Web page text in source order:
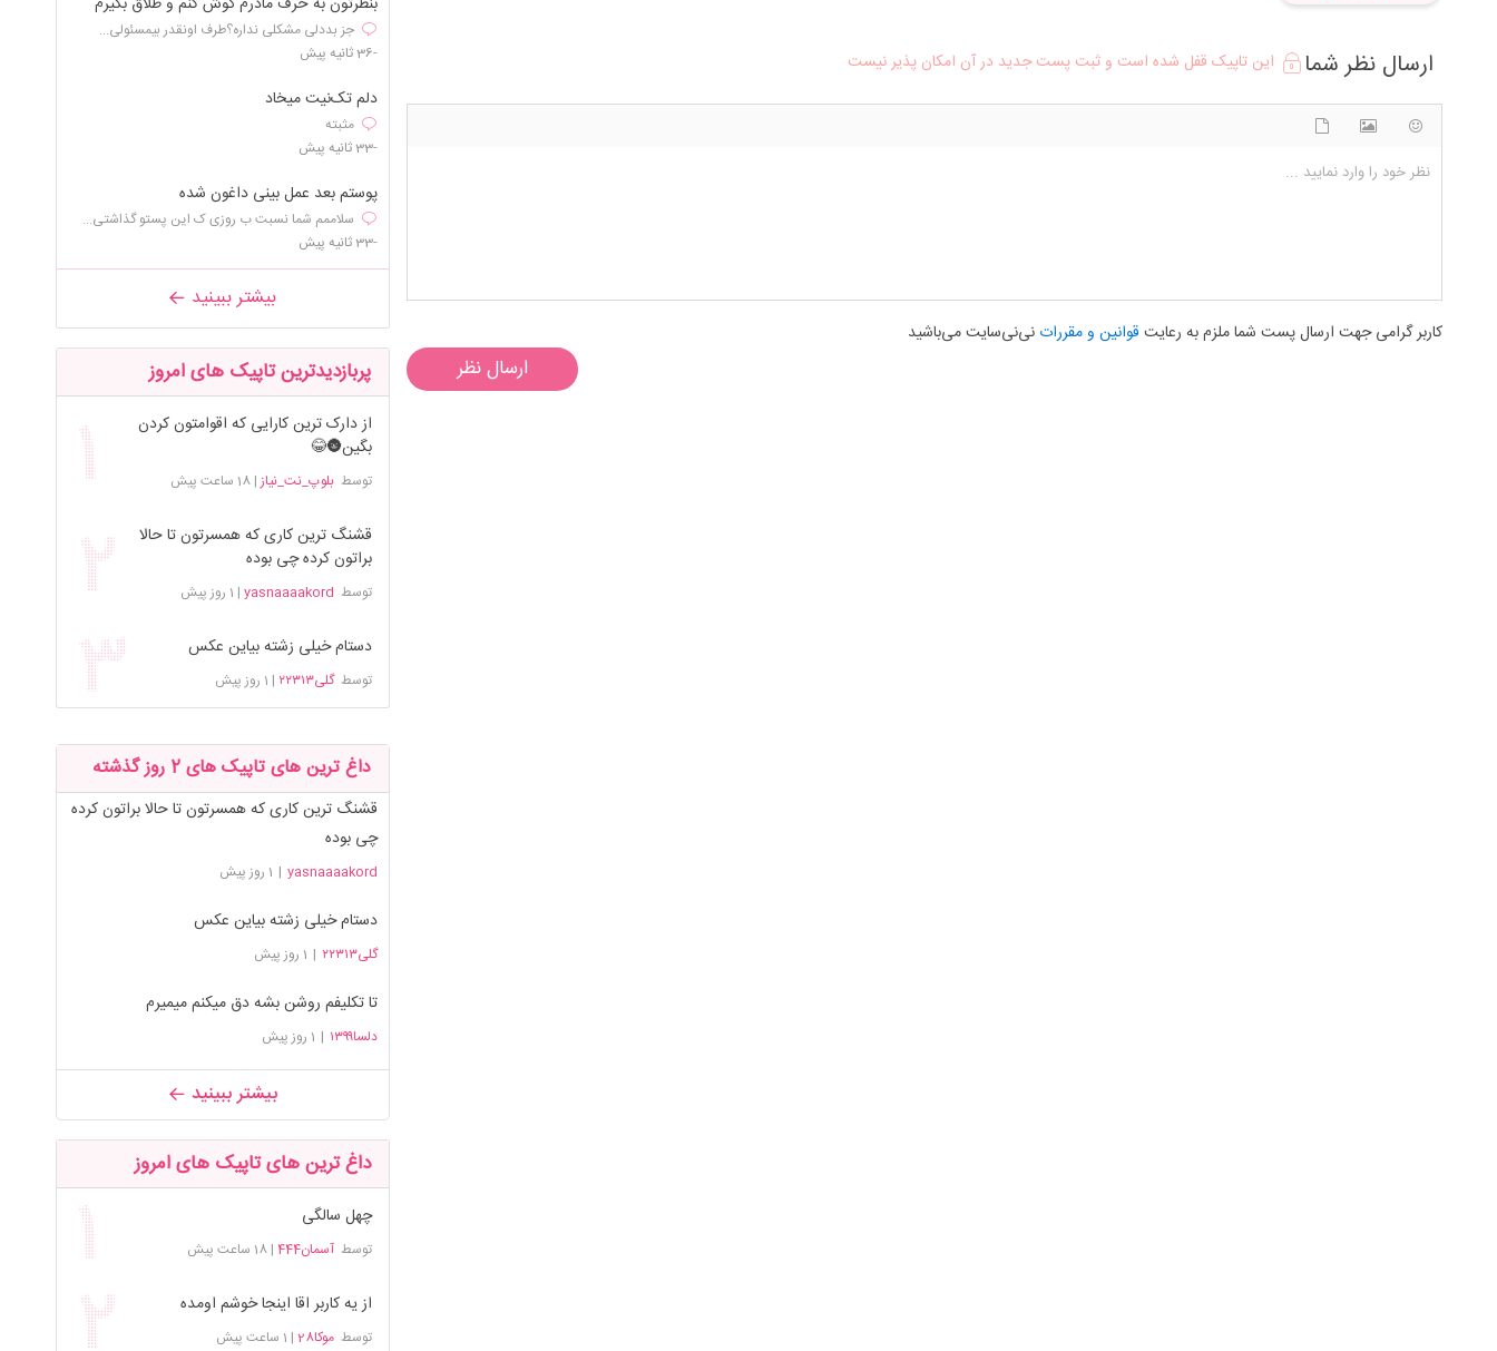
ارسال نظر شما این تاپیک قفل شده است و ثبت پست جدید در آن امکان پذیر نیست
نظر خود را وارد نمایید ...
کاربر گرامی جهت ارسال پست شما ملزم به رعایت قوانین و مقرراتنی‌نی‌سایت می‌باشید
ارسال نظر
جز بددلی مشکلی نداره؟طرف اونقدر بیمسئولی...
-36 ثانیه پیش
دلم تک‌نیت میخاد
مثبته
-33 ثانیه پیش
پوستم بعد عمل بینی داغون شده
سلاممم شما نسبت ب روزی ک این پستو گذاشتی...
-33 ثانیه پیش
بیشتر ببینید
پربازدیدترین تاپیک های امروز
از دارک ترین کارایی که اقوامتون کردن
بگین🌚😂
توسطبلوپ_نت_نیاز|18 ساعت پیش
قشنگ ترین کاری که همسرتون تا حالا
براتون کرده چی بوده
توسط yasnaaaakord
| 1 روز پیش
دستام خیلی زشته بیاین عکس
توسطگلی۲۲۳۱۳ | 1 روز پیش
داغ ترین های تاپیک های 2 روز گذشته
قشنگ ترین کاری که همسرتون تا حالا براتون کرده
چی بوده
yasnaaaakord
| 1 روز پیش
دستام خیلی زشته بیاین عکس
گلی۲۲۳۱۳ | 1 روز پیش
تا تکلیفم روشن بشه دق میکنم میمیرم
دلسا۱۳۹۹ | 1 روز پیش
بیشتر ببینید
داغ ترین های تاپیک های امروز
چهل سالگی
توسطآسمان444 |18 ساعت پیش
از یه کاربر اقا اینجا خوشم اومده
توسطموکا28 | 1 ساعت پیش